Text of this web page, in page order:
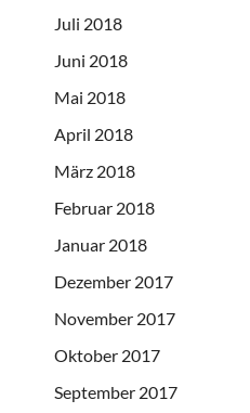
Juli 2018
Juni 2018
Mai 2018
April 2018
März 2018
Februar 2018
Januar 2018
Dezember 2017
November 2017
Oktober 2017
September 2017